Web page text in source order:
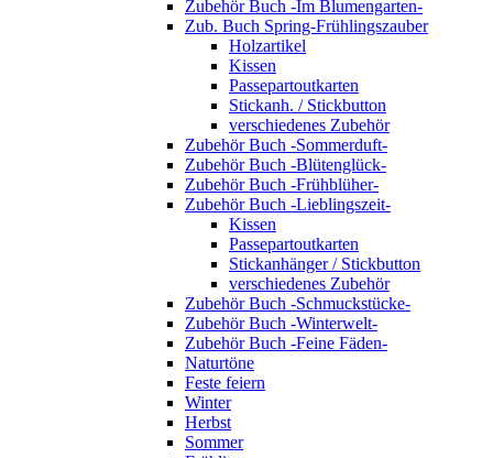
Zubehör Buch -Im Blumengarten-
Zub. Buch Spring-Frühlingszauber
Holzartikel
Kissen
Passepartoutkarten
Stickanh. / Stickbutton
verschiedenes Zubehör
Zubehör Buch -Sommerduft-
Zubehör Buch -Blütenglück-
Zubehör Buch -Frühblüher-
Zubehör Buch -Lieblingszeit-
Kissen
Passepartoutkarten
Stickanhänger / Stickbutton
verschiedenes Zubehör
Zubehör Buch -Schmuckstücke-
Zubehör Buch -Winterwelt-
Zubehör Buch -Feine Fäden-
Naturtöne
Feste feiern
Winter
Herbst
Sommer